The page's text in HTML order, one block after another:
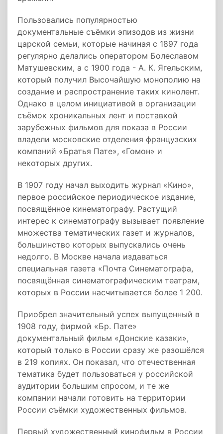
Пользовались популярностью
документальные съёмки эпизодов из жизни
царской семьи, которые начиная с 1897 года
регулярно делались оператором Болеславом
Матушевским, а с 1900 года - А. К. Ягельским,
который получил Высочайшую монополию на
создание и распространение таких кинолент.
Однако в целом инициативой в организации
съёмок хроникальных лент и поставкой
зарубежных фильмов для показа в России
владели московские отделения французских
компаний «Братья Пате», «Гомон» и
некоторых других.
В 1907 году начал выходить журнал «Кино»,
первое российское периодическое издание,
посвящённое кинематографу. Растущий
интерес к синематографу вызывает появление
множества тематических газет и журналов,
большинство которых выпускались очень
недолго. В Москве начала издаваться
специальная газета «Почта Синематографа,
посвящённая синематографическим театрам,
которых в России насчитывается более 1 200.
Приобрел значительный успех выпущенный в
1908 году, фирмой «Бр. Пате»
документальный фильм «Донские казаки»,
который только в России сразу же разошёлся
в 219 копиях. Он показал, что отечественная
тематика будет пользоваться у российской
аудитории большим спросом, и те же
компании начали готовить на территории
России съёмки художественных фильмов.
Первый художественный кинофильм в России